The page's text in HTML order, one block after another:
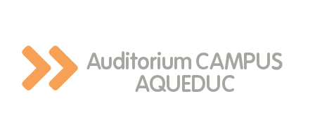
Auditorium CAMPUS
AQUEDUC